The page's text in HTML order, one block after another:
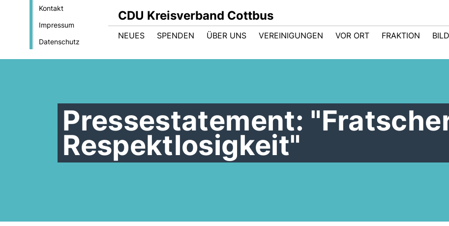
Kontakt
Impressum
Datenschutz
CDU Kreisverband Cottbus
NEUES SPENDEN ÜBER UNS VEREINIGUNGEN VOR ORT FRAKTION
Pressestatement:
Respektlosigkeit"